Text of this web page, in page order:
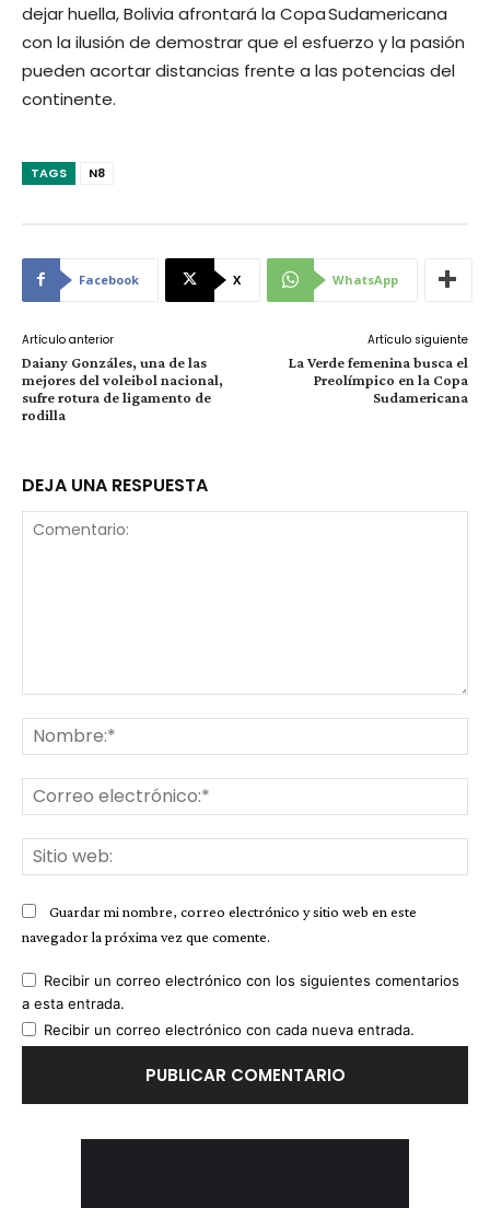
dejar huella, Bolivia afrontará la Copa Sudamericana
con la ilusión de demostrar que el esfuerzo y la pasión
pueden acortar distancias frente a las potencias del
continente.
TAGS N8
Facebook X WhatsApp
Artículo anterior
Daiany Gonzáles, una de las
mejores del voleibol nacional,
sufre rotura de ligamento de
rodilla
Artículo siguiente
La Verde femenina busca el
Preolímpico en la Copa
Sudamericana
DEJA UNA RESPUESTA
Guardar mi nombre, correo electrónico y sitio web en este
navegador la próxima vez que comente.
Recibir un correo electrónico con los siguientes comentarios
a esta entrada.
Recibir un correo electrónico con cada nueva entrada.